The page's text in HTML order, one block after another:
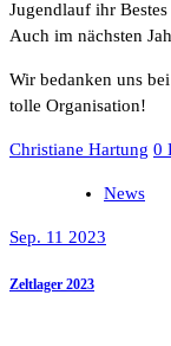
Jugendlauf ihr
Auch im nächsten
Wir bedanken uns
tolle Organisation!
Christiane Hartung 0
News
Sep. 11 2023
Zeltlager 2023